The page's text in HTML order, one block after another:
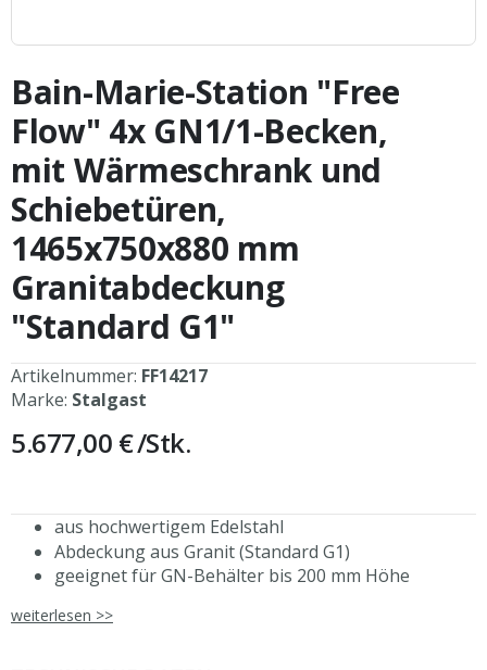
Anfang
der
Bildergalerie
springen
Bain-Marie-Station "Free
Flow" 4x GN1/1-Becken,
mit Wärmeschrank und
Schiebetüren,
1465x750x880 mm
Granitabdeckung
"Standard G1"
Artikelnummer: FF14217
Marke: Stalgast
5.677,00 €/Stk.
aus hochwertigem Edelstahl
Abdeckung aus Granit (Standard G1)
geeignet für GN-Behälter bis 200 mm Höhe
Temperaturbereich Wärmeschrank: +30°C bis
weiterlesen >>